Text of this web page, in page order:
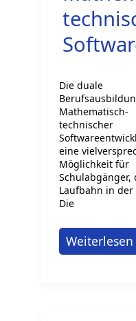
Die duale
Mathematisch-
technischer
eine
Möglichkeit für
Laufbahn in der
Die
Duale
Weiterlesen